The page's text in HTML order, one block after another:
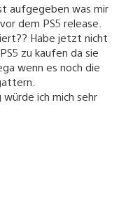
aufgegeben was mir
dem PS5 release.
Habe jetzt nicht
zu kaufen da sie
wenn es noch die
ich mich sehr